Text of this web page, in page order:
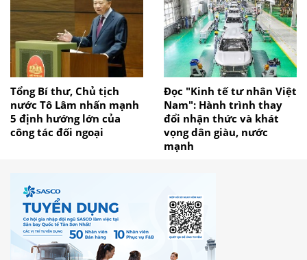
Tổng Bí thư, Chủ tịch
nước Tô Lâm nhấn mạnh
5 định hướng lớn của
công tác đối ngoại
Đọc "Kinh tế tư nhân Việt
Nam": Hành trình thay
đổi nhận thức và khát
vọng dân giàu, nước
mạnh